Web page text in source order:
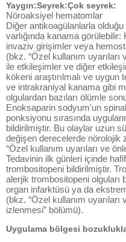
Yaygın:Seyrek:Çok seyrek:
Nöroaksiyel hematomlar
Diğer antikoagülanlarla
varlığında kanama
invaziv girişimler veya
(bkz. “Özel kullanım uyarıları
ile etkileşimler ve diğer
kökeni araştırılmalı ve uygun
ve intrakraniyal kanama gibi
olgulardan bazıları ölümle
Enoksaparin sodyum'un
ponksiyonu sırasında
bildirilmiştir. Bu olaylar uzun
değişen derecelerde nörolojik
“Özel kullanım uyarıları ve
Tedavinin ilk günleri içinde
trombositopeni bildirilmiştir.
alerjik trombositopeni olguları
organ infarktüsü ya da
(bkz. “Özel kullanım uyarıları
izlenmesi” bölümü).
Uygulama bölgesi